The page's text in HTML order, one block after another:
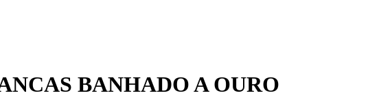
BANHADO A OURO